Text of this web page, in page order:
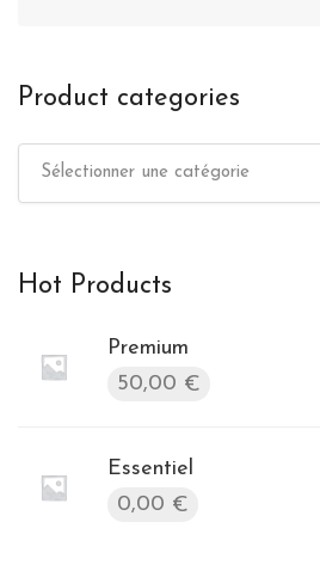
Product categories
Sélectionner une catégorie
Hot Products
Premium
50,00 €
Essentiel
0,00 €